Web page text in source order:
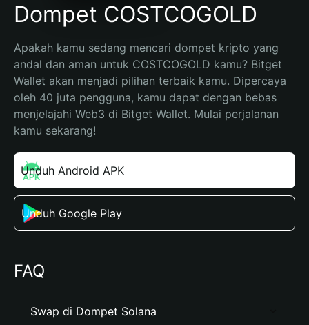
Dompet COSTCOGOLD
Apakah kamu sedang mencari dompet kripto yang
andal dan aman untuk COSTCOGOLD kamu? Bitget
Wallet akan menjadi pilihan terbaik kamu. Dipercaya
oleh 40 juta pengguna, kamu dapat dengan bebas
menjelajahi Web3 di Bitget Wallet. Mulai perjalanan
kamu sekarang!
Unduh Android APK
Unduh Google Play
FAQ
Swap di Dompet Solana